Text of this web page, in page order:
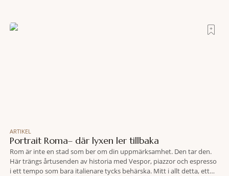
travel när det
ARTIKEL
Portrait Roma– där lyxen ler tillbaka
Rom är inte en stad som ber om din uppmärksamhet. Den tar den.
Här trängs årtusenden av historia med Vespor, piazzor och espresso
i ett tempo som bara italienare tycks behärska. Mitt i allt detta, ett